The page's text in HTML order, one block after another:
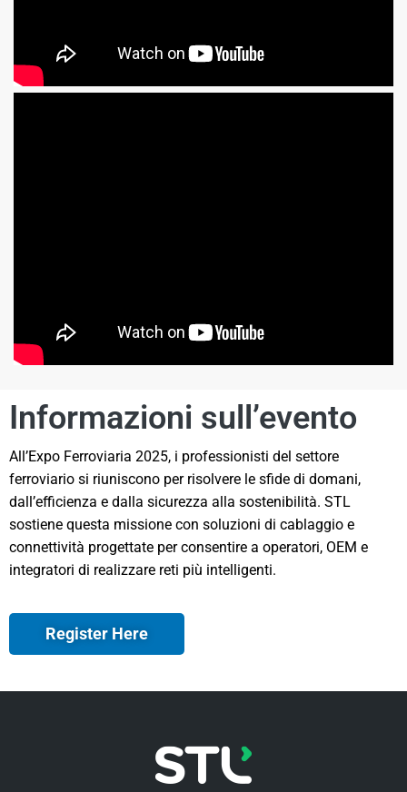
Informazioni sull’evento
All’Expo Ferroviaria 2025, i professionisti del settore
ferroviario si riuniscono per risolvere le sfide di domani,
dall’efficienza e dalla sicurezza alla sostenibilità. STL
sostiene questa missione con soluzioni di cablaggio e
connettività progettate per consentire a operatori, OEM e
integratori di realizzare reti più intelligenti.
Register Here